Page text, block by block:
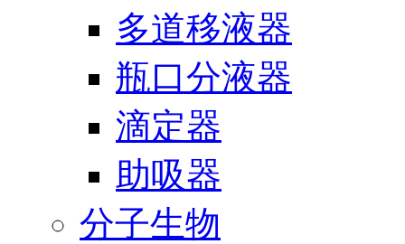
多道移液器
瓶口分液器
滴定器
助吸器
分子生物